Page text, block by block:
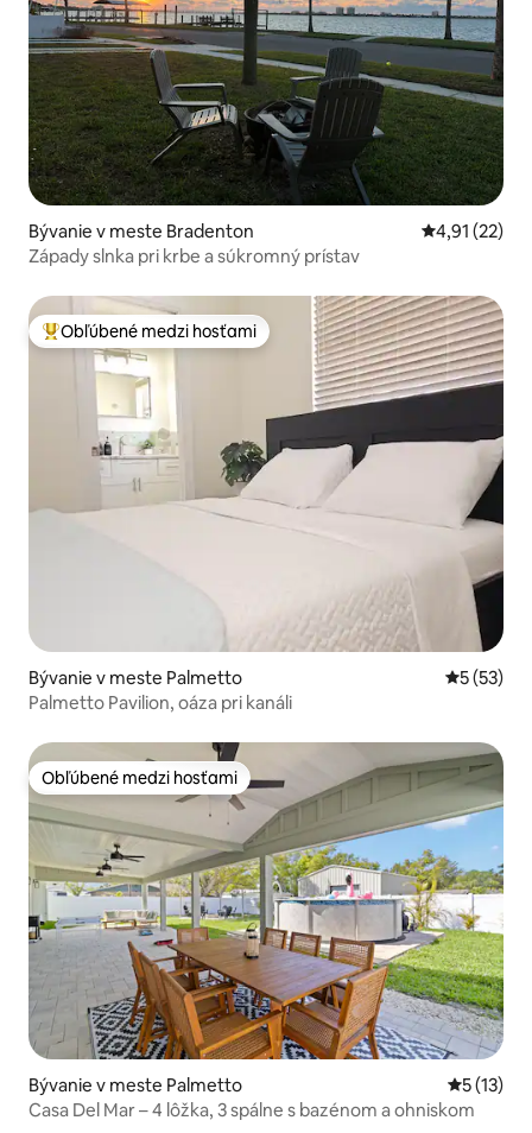
Bývanie v meste Bradenton Priemerné
4,91 (22)
Západy slnka pri krbe a súkromný prístav
Najobľúbenejšie medzi hosťami
Obľúbené medzi hosťami
Bývanie v meste Palmetto
5 (53)
Palmetto Pavilion, oáza pri kanáli
Obľúbené medzi hosťami
Obľúbené medzi hosťami
Bývanie v meste Palmetto
5 (13)
Casa Del Mar – 4 lôžka, 3 spálne s bazénom a ohniskom